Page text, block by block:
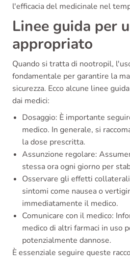
l'efficacia del medicinale nel
Linee guida per
appropriato
Quando si tratta di nootropil,
fondamentale per garantire la
sicurezza. Ecco alcune linee
dai medici:
Dosaggio: È importante
medico. In generale, si
la dose prescritta.
Assunzione regolare:
stessa ora ogni giorno per
Osservare gli effetti
sintomi come nausea o
immediatamente il medico.
Comunicare con il medico:
medico di altri farmaci in uso
potenzialmente dannose.
È essenziale seguire queste